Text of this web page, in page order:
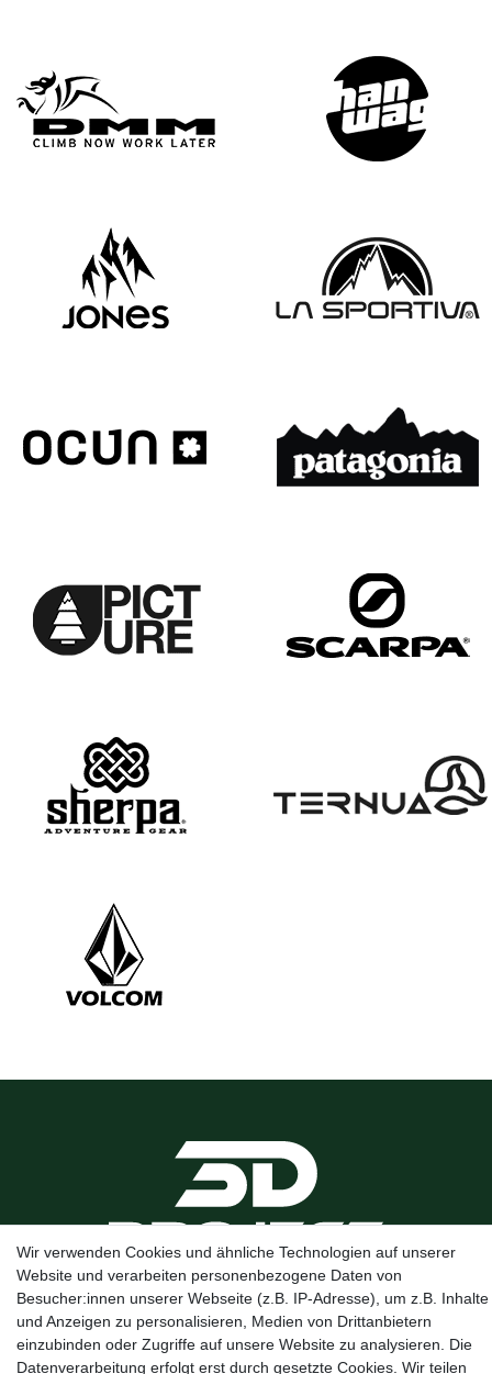
Kanalstraße 5, 95444 Bayreuth·0921 / 50753020·info@3dproject-
bayreuth.de
Wir verwenden Cookies und ähnliche Technologien auf unserer
Website und verarbeiten personenbezogene Daten von
Besucher:innen unserer Webseite (z.B. IP-Adresse), um z.B. Inhalte
und Anzeigen zu personalisieren, Medien von Drittanbietern
einzubinden oder Zugriffe auf unsere Website zu analysieren. Die
Datenverarbeitung erfolgt erst durch gesetzte Cookies. Wir teilen